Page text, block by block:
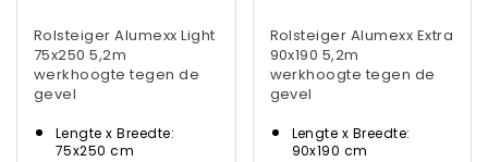
Rolsteiger Alumexx Light
75x250 5,2m
werkhoogte tegen de
gevel
Lengte x Breedte:
75x250 cm
Rolsteiger Alumexx Extra
90x190 5,2m
werkhoogte tegen de
gevel
Lengte x Breedte:
90x190 cm